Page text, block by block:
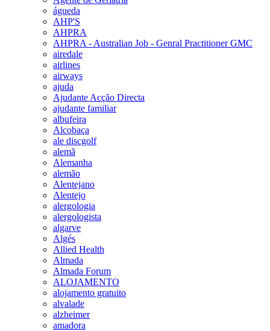
águeda
AHP'S
AHPRA
AHPRA - Australian Job - Genral Practitioner GMC
airedale
airlines
airways
ajuda
Ajudante Acção Directa
ajudante familiar
albufeira
Alcobaça
ale discgolf
alemã
Alemanha
alemão
Alentejano
Alentejo
alergologia
alergologista
algarve
Algés
Allied Health
Almada
Almada Forum
ALOJAMENTO
alojamento gratuito
alvalade
alzheimer
amadora